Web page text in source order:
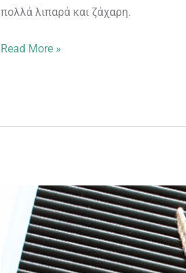
πολλά λιπαρά και ζάχαρη.
Read More »
Φαινόμενο